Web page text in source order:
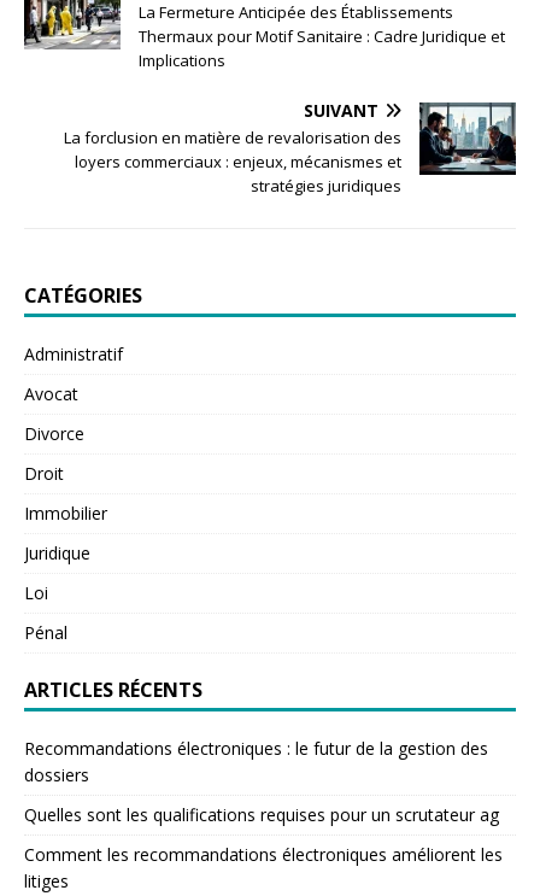
La Fermeture Anticipée des Établissements
Thermaux pour Motif Sanitaire : Cadre Juridique et
Implications
SUIVANT
La forclusion en matière de revalorisation des
loyers commerciaux : enjeux, mécanismes et
stratégies juridiques
CATÉGORIES
Administratif
Avocat
Divorce
Droit
Immobilier
Juridique
Loi
Pénal
ARTICLES RÉCENTS
Recommandations électroniques : le futur de la gestion des
dossiers
Quelles sont les qualifications requises pour un scrutateur ag
Comment les recommandations électroniques améliorent les
litiges